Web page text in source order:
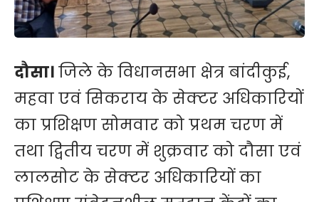
दौसा।जिले के विधानसभा क्षेत्र बांदीकुई,
महवा एवं सिकराय के सेक्टर अधिकारियों
का प्रशिक्षण सोमवार को प्रथम चरण में
तथा द्वितीय चरण में शुक्रवार को दौसा एवं
लालसोट के सेक्टर अधिकारियों का